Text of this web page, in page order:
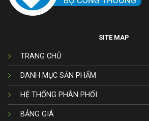
SITE MAP
TRANG CHỦ
DANH MỤC SẢN PHẨM
HỆ THỐNG PHÂN PHỐI
BẢNG GIÁ